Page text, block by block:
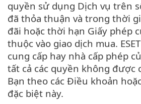
quyền sử dụng Dịch vụ trên
đã thỏa thuận và trong thời
đãi hoặc thời hạn Giấy phép
thuộc vào giao dịch mua.
cung cấp hay nhà cấp phép
tất cả các quyền không được
Bạn theo các Điều khoản
đặc biệt này.